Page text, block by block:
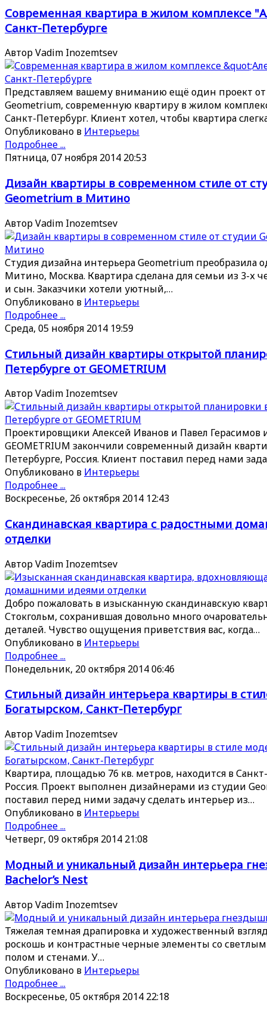
Современная квартира в жилом комплексе
Санкт-Петербурге
Автор Vadim Inozemtsev
Представляем вашему вниманию ещё один проект
Geometrium, современную квартиру в жилом
Санкт-Петербург. Клиент хотел, чтобы квартира
Опубликовано в Интерьеры
Подробнее ...
Пятница, 07 ноября 2014 20:53
Дизайн квартиры в современном стиле от
Geometrium в Митино
Автор Vadim Inozemtsev
Студия дизайна интерьера Geometrium преобразила
Митино, Москва. Квартира сделана для семьи из 3-х
и сын. Заказчики хотели уютный,…
Опубликовано в Интерьеры
Подробнее ...
Среда, 05 ноября 2014 19:59
Стильный дизайн квартиры открытой
Петербурге от GEOMETRIUM
Автор Vadim Inozemtsev
Проектировщики Алексей Иванов и Павел Герасимов
GEOMETRIUM закончили современный дизайн
Петербурге, Россия. Клиент поставил перед нами
Опубликовано в Интерьеры
Подробнее ...
Воскресенье, 26 октября 2014 12:43
Скандинавская квартира с радостными
отделки
Автор Vadim Inozemtsev
Добро пожаловать в изысканную скандинавскую
Стокгольм, сохранившая довольно много
деталей. Чувство ощущения приветствия вас, когда…
Опубликовано в Интерьеры
Подробнее ...
Понедельник, 20 октября 2014 06:46
Стильный дизайн интерьера квартиры в
Богатырском, Санкт-Петербург
Автор Vadim Inozemtsev
Квартира, площадью 76 кв. метров, находится в
Россия. Проект выполнен дизайнерами из студии
поставил перед ними задачу сделать интерьер из…
Опубликовано в Интерьеры
Подробнее ...
Четверг, 09 октября 2014 21:08
Модный и уникальный дизайн интерьера
Bachelor’s Nest
Автор Vadim Inozemtsev
Тяжелая темная драпировка и художественный
роскошь и контрастные черные элементы со
полом и стенами. У…
Опубликовано в Интерьеры
Подробнее ...
Воскресенье, 05 октября 2014 22:18